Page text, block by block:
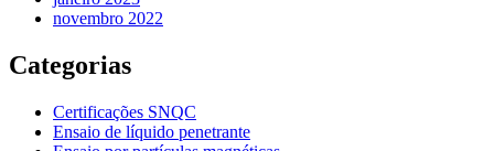
novembro 2022
Categorias
Certificações SNQC
Ensaio de líquido penetrante